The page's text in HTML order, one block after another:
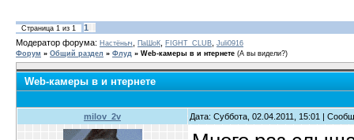
Страница 1 из 1
1
Модератор форума: Настёныч , ПаШоК, FIGHT_CLUB, Juli0916
Форум » Общий раздел » Флуд » Web-камеры в и нтернете (А вы видели?)
Web-камеры в и нтернете
milov_2v Дата: Суббота, 02.04.2011, 15:01 |